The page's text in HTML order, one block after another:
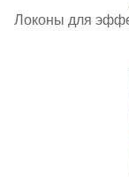
Локоны для